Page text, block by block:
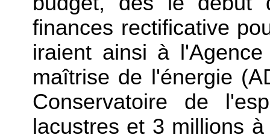
finances rectificative
iraient ainsi à
maîtrise de l'énergie
Conservatoire de
lacustres et 3 millions